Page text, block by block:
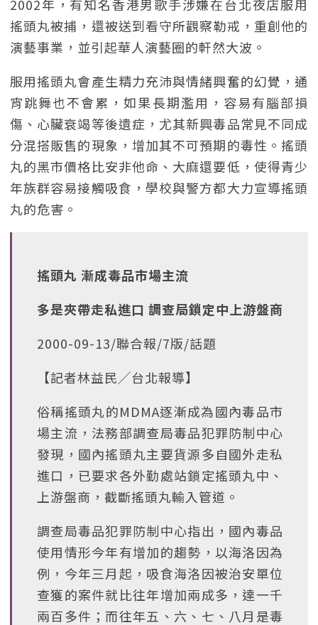
2002年，有知名香港男歌手涉嫌在台北夜店服用
搖頭丸被捕，還被送到看守所觀察勒戒，重創他的
演藝事業，並引起華人演藝圈的軒然大波。
服用搖頭丸會產生精力充沛與情緒興奮的幻覺，通
宵跳舞也不會累，如果長期濫用，容易有腦部損
傷、心臟衰竭等後遺症，尤其新興毒品常見不同成
分混搭販售的現象，增加其不可預期的毒性。搖頭
丸的黑市價格比安非他命、大麻還要低，使得青少
年族群容易接觸吸食，學校與警方都大力宣導搖頭
丸的危害。
搖頭丸 漸成毒品市場主流
多是夾帶走私進口 調查局鎖定中上游盤商
2000-09-13/聯合報/7版/話題
【記者林益民╱台北報導】
俗稱搖頭丸的MDMA逐漸成為國內毒品市
場主流，法務部調查局毒品犯罪防制中心
發現，國內搖頭丸主要貨源多自國外走私
進口，已要求各外勤處站鎖定搖頭丸中、
上游盤商，截斷搖頭丸輸入管道。
調查局毒品犯罪防制中心指出，國內毒品
使用情形今年有增加的趨勢，以海洛因為
例，今年三月起，吸食海洛因被治安單位
查獲的案件就比往年增加兩成多，達一千
兩百多件；而往年五、六、七、八月是毒